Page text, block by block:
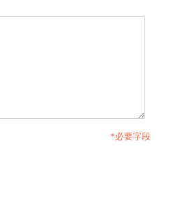
*必要字段